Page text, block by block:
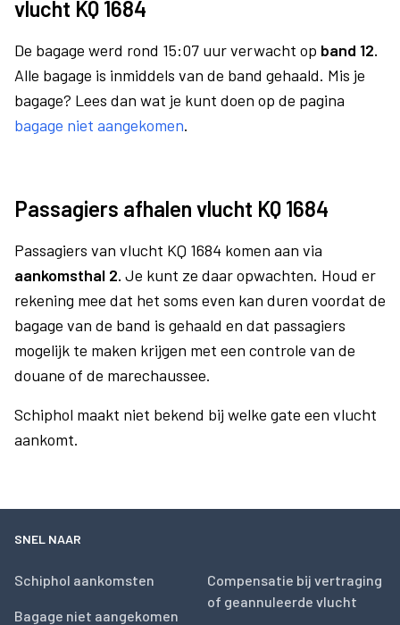
vlucht KQ 1684
De bagage werd rond 15:07 uur verwacht op band 12.
Alle bagage is inmiddels van de band gehaald. Mis je
bagage? Lees dan wat je kunt doen op de pagina
bagage niet aangekomen.
Passagiers afhalen vlucht KQ 1684
Passagiers van vlucht KQ 1684 komen aan via
aankomsthal 2. Je kunt ze daar opwachten. Houd er
rekening mee dat het soms even kan duren voordat de
bagage van de band is gehaald en dat passagiers
mogelijk te maken krijgen met een controle van de
douane of de marechaussee.
Schiphol maakt niet bekend bij welke gate een vlucht
aankomt.
SNEL NAAR
Schiphol aankomsten
Bagage niet aangekomen
Compensatie bij vertraging
of geannuleerde vlucht